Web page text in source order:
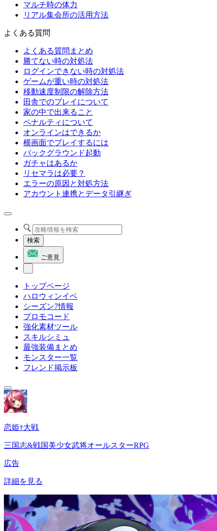
マルチ時の体力
リアル集会所の活用方法
よくある質問
よくある質問まとめ
勝てない時の対処法
ログインできない時の対処法
ゲームが重い時の対処法
移動速度制限の解除方法
田舎でのプレイについて
家の中で出来ること
ペナルティについて
オンラインはできるか
横画面でプレイするには
バックグラウンド起動
ガチャはあるか
リセマラは必要？
エラーの原因と対処方法
アカウント連携とデータ引継ぎ
検索
ご意見
トップページ
ハロウィンイベ
シーズン7情報
プロモコード
強化素材ツール
スキルシミュ
最強装備まとめ
モンスター一覧
フレンド掲示板
恋姫†大戦
三国志&戦国美少女武将オールスターRPG
広告
詳細を見る